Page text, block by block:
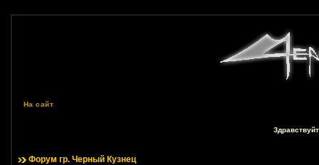
На сайт
Форум гр. Черный Кузнец